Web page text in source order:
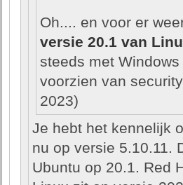
Oh.... en voor er
versie 20.1 van
steeds met
voorzien van
2023)
Je hebt het kennelijk
nu op versie 5.10.11.
Ubuntu op 20.1. Red